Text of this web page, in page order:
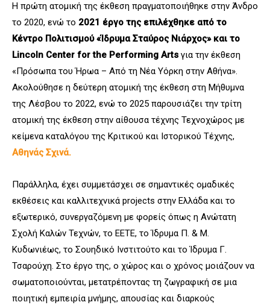
Η πρώτη ατομική της έκθεση πραγματοποιήθηκε στην Άνδρο
το 2020, ενώ το 2021 έργο της επιλέχθηκε από το
Κέντρο Πολιτισμού «Ίδρυμα Σταύρος Νιάρχος» και το
Lincoln Center for the Performing Arts για την έκθεση
«Πρόσωπα του Ήρωα – Από τη Νέα Υόρκη στην Αθήνα».
Ακολούθησε η δεύτερη ατομική της έκθεση στη Μήθυμνα
της Λέσβου το 2022, ενώ το 2025 παρουσιάζει την τρίτη
ατομική της έκθεση στην αίθουσα τέχνης Τεχνοχώρος με
κείμενα καταλόγου της Κριτικού και Ιστορικού Τέχνης,
Αθηνάς Σχινά.
Παράλληλα, έχει συμμετάσχει σε σημαντικές ομαδικές
εκθέσεις και καλλιτεχνικά projects στην Ελλάδα και το
εξωτερικό, συνεργαζόμενη με φορείς όπως η Ανώτατη
Σχολή Καλών Τεχνών, το ΕΕΤΕ, το Ίδρυμα Π. & Μ.
Κυδωνιέως, το Σουηδικό Ινστιτούτο και το Ίδρυμα Γ.
Τσαρούχη. Στο έργο της, ο χώρος και ο χρόνος μοιάζουν να
σωματοποιούνται, μετατρέποντας τη ζωγραφική σε μια
ποιητική εμπειρία μνήμης, απουσίας και διαρκούς